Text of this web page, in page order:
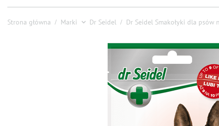
Strona główna Marki Dr Seidel Dr Seidel Smakołyki dla psów